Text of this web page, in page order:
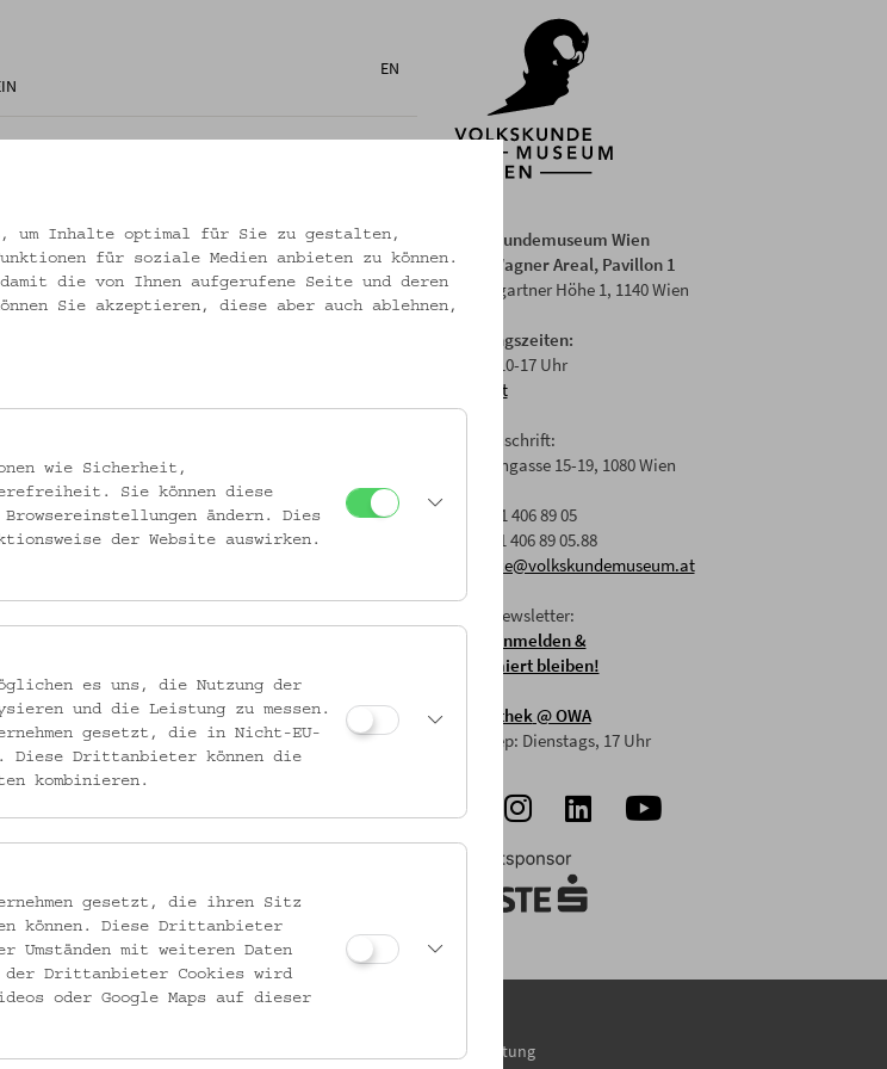
EN
online!
Volkskundemuseum Wien
Otto Wagner Areal, Pavillon 1
Baumgartner Höhe 1, 1140 Wien
Öffnungszeiten:
Di-Fr: 10-17 Uhr
Anfahrt
Postanschrift:
Laudongasse 15-19, 1080 Wien
T: +43 1 406 89 05
F: +43 1 406 89 05.88
office@volkskundemuseum.at
Zum Newsletter:
HIER anmelden &
informiert bleiben!
Mostothek@ OWA
Mai-Sep: Dienstags, 17 Uhr
Vermietung
um Inhalte optimal für Sie zu gestalten,
für soziale Medien anbieten zu können.
die von Ihnen aufgerufene Seite und deren
Sie akzeptieren, diese aber auch ablehnen,
wie Sicherheit,
Sie können diese
ändern. Dies
der Website auswirken.
es uns, die Nutzung der
und die Leistung zu messen.
gesetzt, die in Nicht-EU-
Diese Drittanbieter können die
kombinieren.
gesetzt, die ihren Sitz
können. Diese Drittanbieter
Umständen mit weiteren Daten
der Drittanbieter Cookies wird
oder Google Maps auf dieser